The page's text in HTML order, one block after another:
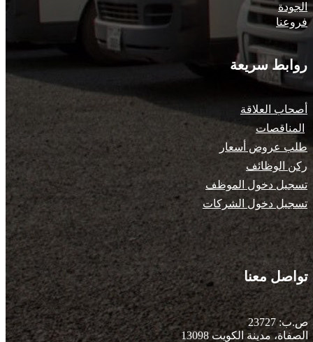
الجودة
فروعنا
روابط سريعة
أصحاب العلاقة
المناقصات
طلب عروض أسعار
ركن الوظائف
تسجيل دخول الموظف
تسجيل دخول الشركات
تواصل معنا
ص.ب: 23727
الصفاة، مدينة الكويت 13098